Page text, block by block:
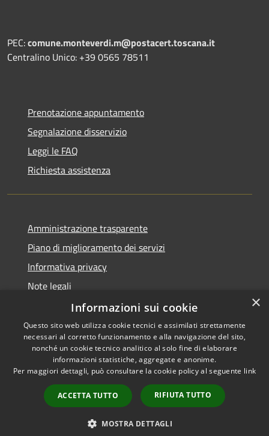
PEC:comune.monteverdi.m@postacert.toscana.it
Centralino Unico: +39 0565 78511
Prenotazione appuntamento
Segnalazione disservizio
Leggi le FAQ
Richiesta assistenza
Amministrazione trasparente
Piano di miglioramento dei servizi
Informativa privacy
Note legali
Dichiarazione di accessibilità
RSS
Accessibilità
Copyright © 2026 • Comune di
Powered byMunicipium
Accesso redazione
×
Informazioni sui cookie
Questo sito web utilizza cookie tecnici e assimilati strettamente
necessari al corretto funzionamento e alla navigazione del sito,
nonché un cookie tecnico analitico al solo fine di elaborare
informazioni statistiche, aggregate e anonime.
Per maggiori dettagli, può consultare la cookie policy al seguente link
ACCETTA TUTTO RIFIUTA TUTTO
MOSTRA DETTAGLI